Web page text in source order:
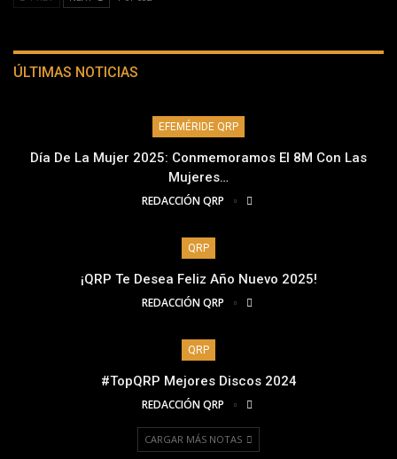
ÚLTIMAS NOTICIAS
EFEMÉRIDE QRP
Día De La Mujer 2025: Conmemoramos El 8M Con Las
Mujeres…
REDACCIÓN QRP
QRP
¡QRP Te Desea Feliz Año Nuevo 2025!
REDACCIÓN QRP
QRP
#TopQRP Mejores Discos 2024
REDACCIÓN QRP
CARGAR MÁS NOTAS